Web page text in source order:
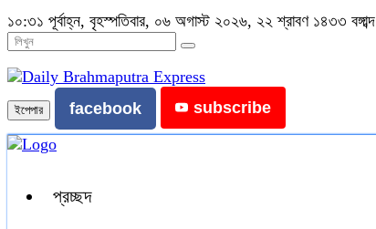
১০:৩১ পূর্বাহ্ন, বৃহস্পতিবার, ০৬ অগাস্ট ২০২৬, ২২ শ্রাবণ ১৪৩৩ বঙ্গাব্দ
ইপেপার facebook subscribe
প্রচ্ছদ